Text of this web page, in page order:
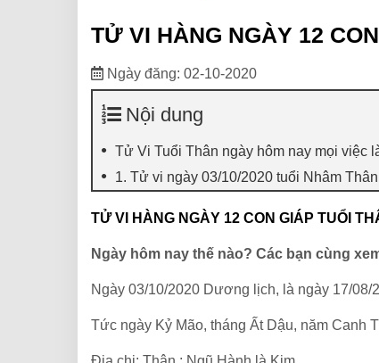
TỬ VI HÀNG NGÀY 12
Ngày đăng: 02-10-2020
Nội dung
Tử Vi Tuổi Thân ngày hôm nay mọi việc
1. Tử vi ngày 03/10/2020 tuổi Nhâm
TỬ VI HÀNG NGÀY 12 CON GIÁP TUỔI
Ngày hôm nay thế nào? Các bạn cùng
Ngày 03/10/2020 Dương lịch, là ngày 17/08/
Tức ngày Kỷ Mão, tháng Ất Dậu, năm Canh